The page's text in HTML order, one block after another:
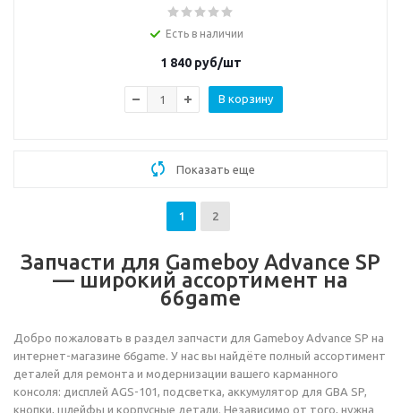
Есть в наличии
1 840 руб/шт
В корзину
Показать еще
1 2
Запчасти для Gameboy Advance SP
— широкий ассортимент на
66game
Добро пожаловать в раздел запчасти для Gameboy Advance SP на
интернет-магазине 66game. У нас вы найдёте полный ассортимент
деталей для ремонта и модернизации вашего карманного
консоля: дисплей AGS-101, подсветка, аккумулятор для GBA SP,
кнопки, шлейфы и корпусные детали. Независимо от того, нужна